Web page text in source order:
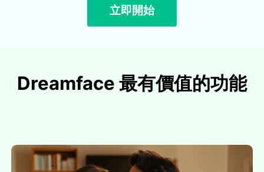
立即開始
Dreamface 最有價值的功能